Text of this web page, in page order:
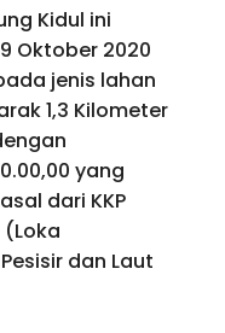
Kidul ini
Oktober 2020
jenis lahan
1,3 Kilometer
yang
dari KKP
(Loka
dan Laut